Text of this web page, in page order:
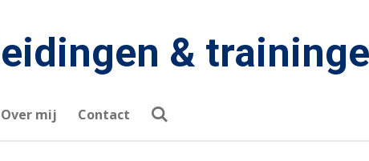
&
Over mij Contact